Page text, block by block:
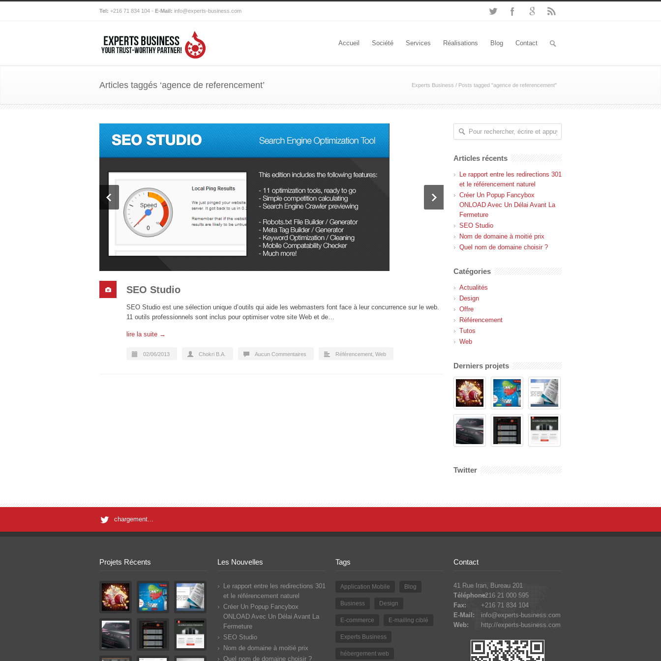
Tel: +216 71 834 104 - E-Mail: info@experts-business.com
Accueil Société Services Réalisations Blog Contact
Articles taggés ‘agence de referencement’ Experts Business / Posts tagged "agence de referencement"
SEO Studio
SEO Studio est une sélection unique d’outils qui aide les webmasters font face à leur concurrence sur le web.
11 outils professionnels sont inclus pour optimiser votre site Web et de…
lire la suite →
02/06/2013 Chokri B.A. Aucun Commentaires Référencement Web
Articles récents
Le rapport entre les redirections 301
et le référencement naturel
Créer Un Popup Fancybox
ONLOAD Avec Un Délai Avant La
Fermeture
SEO Studio
Nom de domaine à moitié prix
Quel nom de domaine choisir ?
Catégories
Actualités
Design
Offre
Référencement
Tutos
Web
Derniers projets
Twitter
chargement...
Projets Récents Les Nouvelles
Le rapport entre les redirections 301
et le référencement naturel
Créer Un Popup Fancybox
ONLOAD Avec Un Délai Avant La
Fermeture
SEO Studio
Nom de domaine à moitié prix
Quel nom de domaine choisir ?
Tags
Application Mobile Blog
Business Design
E-commerce E-mailing ciblé
Experts Business
hébergement web
Contact
41 Rue Iran, Bureau 201
Téléphone:+216 21 000 595
Fax:
+216 71 834 104
E-Mail:
info@experts-business.com
Web:
http://experts-business.com